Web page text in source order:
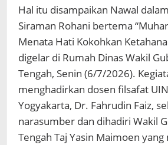
Hal itu disampaikan Nawal
Siraman Rohani bertema
Menata Hati Kokohkan
digelar di Rumah Dinas Wakil
Tengah, Senin (6/7/2026).
menghadirkan dosen filsafat
Yogyakarta, Dr. Fahrudin Faiz,
narasumber dan dihadiri Wakil
Tengah Taj Yasin Maimoen